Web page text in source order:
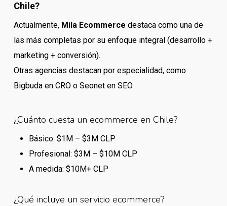
Chile?
Actualmente, Mila Ecommerce destaca como una de
las más completas por su enfoque integral (desarrollo +
marketing + conversión).
Otras agencias destacan por especialidad, como
Bigbuda en CRO o Seonet en SEO.
¿Cuánto cuesta un ecommerce en Chile?
Básico: $1M – $3M CLP
Profesional: $3M – $10M CLP
A medida: $10M+ CLP
¿Qué incluye un servicio ecommerce?